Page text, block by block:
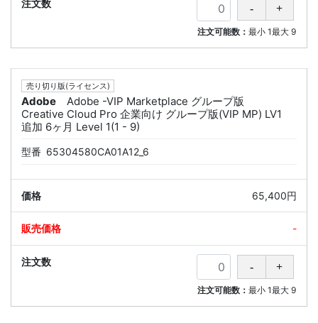
注文可能数：最小 1最大 9
売り切り版(ライセンス)
Adobe
Adobe -VIP Marketplace グループ版
Creative Cloud Pro 企業向け グループ版(VIP MP) LV1
追加 6ヶ月 Level 1(1 - 9)
型番 65304580CA01A12_6
65,400円
-
注文可能数：最小 1最大 9